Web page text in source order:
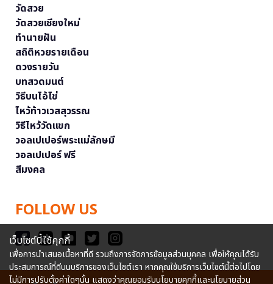
วัดสวย
วัดสวยเชียงใหม่
ทำนายฝัน
สถิติหวยรายเดือน
ดวงรายวัน
บทสวดมนต์
วิธีบนไอ้ไข่
ไหว้ท้าวเวสสุวรรณ
วิธีไหว้วัดแขก
วอลเปเปอร์พระแม่ลักษมี
วอลเปเปอร์ ฟรี
สีมงคล
FOLLOW US
เว็บไซต์นี้ใช้คุกกี้
เพื่อการนำเสนอเนื้อหาที่ดี รวมถึงการจัดการข้อมูลส่วนบุคคล เพื่อให้คุณได้รับ
ประสบการณ์ที่ดีบนบริการของเว็บไซต์เรา หากคุณใช้บริการเว็บไซต์นี้ต่อไปโดย
ไม่มีการปรับตั้งค่าใดๆนั้น แสดงว่าคุณยอมรับนโยบายคุกกี้และนโยบายส่วน